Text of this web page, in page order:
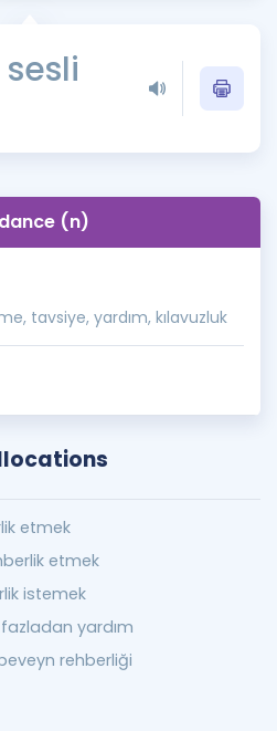
sesli
(n)
tavsiye, yardım, kılavuzluk
etmek
etmek
istemek
fazladan yardım
rehberliği